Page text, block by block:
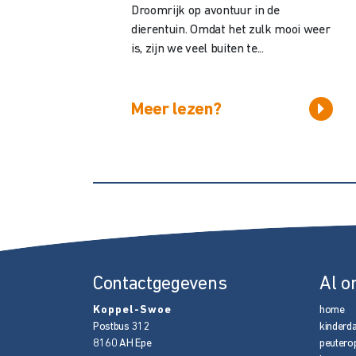
Droomrijk op avontuur in de
dierentuin. Omdat het zulk mooi weer
is, zijn we veel buiten te...
Meer lezen?
Contactgegevens
Koppel-Swoe
Postbus 312
8160 AH Epe
Al
home